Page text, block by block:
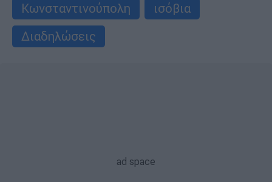
Κωνσταντινούπολη
ισόβια
Διαδηλώσεις